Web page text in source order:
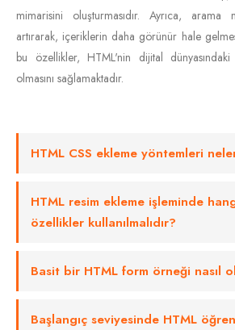
mimarisini oluşturmasıdır. Ayrıca, arama
artırarak, içeriklerin daha görünür hale
bu özellikler, HTML'nin dijital
olmasını sağlamaktadır.
HTML CSS ekleme yöntemleri
HTML resim ekleme işleminde
özellikler kullanılmalıdır?
Basit bir HTML form örneği nasıl
Başlangıç seviyesinde HTML